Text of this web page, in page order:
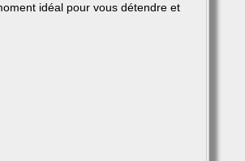
idéal pour vous détendre et